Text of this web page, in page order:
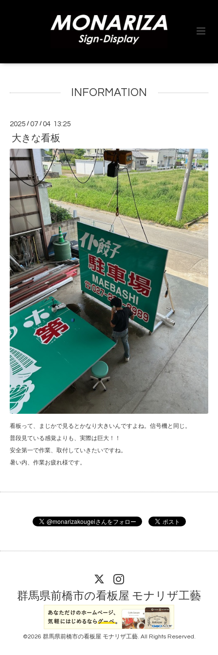
INFORMATION
2025 /07 /04 13:25
大きな看板
看板って、まじかで見るとかなり大きいんですよね。信号機と同じ。
普段見ている感覚よりも、実際は巨大！！
安全第一で作業、取付していきたいですね。
暑い内、作業お疲れ様です。
群馬県前橋市の看板屋 モナリザ工藝
©2026 群馬県前橋市の看板屋 モナリザ工藝. All Rights Reserved.